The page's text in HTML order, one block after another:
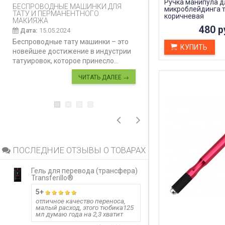
БЕСПРОВОДНЫЕ МАШИНКИ ДЛЯ
ТАТУ И ПЕРМАНЕНТНОГО
МАКИЯЖА
Дата: 15.05.2024
Беспроводные тату машинки – это
новейшее достижение в индустрии
татуировок, которое принесло...
ЧИТАТЬ ДАЛЕЕ →
КАК ПРАВИЛЬНО И
ДЕЛАТЬ
Карбоновый
инновационная
процедура,
ПОСЛЕДНИЕ ОТЗЫВЫ О ТОВАРАХ
Гель для перевода (трансфера)
Transferillo®
5+
отличное качество переноса,
малый расход, этого тюбика125
мл думаю года на 2,3 хватит
Гель для
Transferillo®
детжится до
Ручка манипула
микроблейдинга
коричневая
480
КУПИТЬ